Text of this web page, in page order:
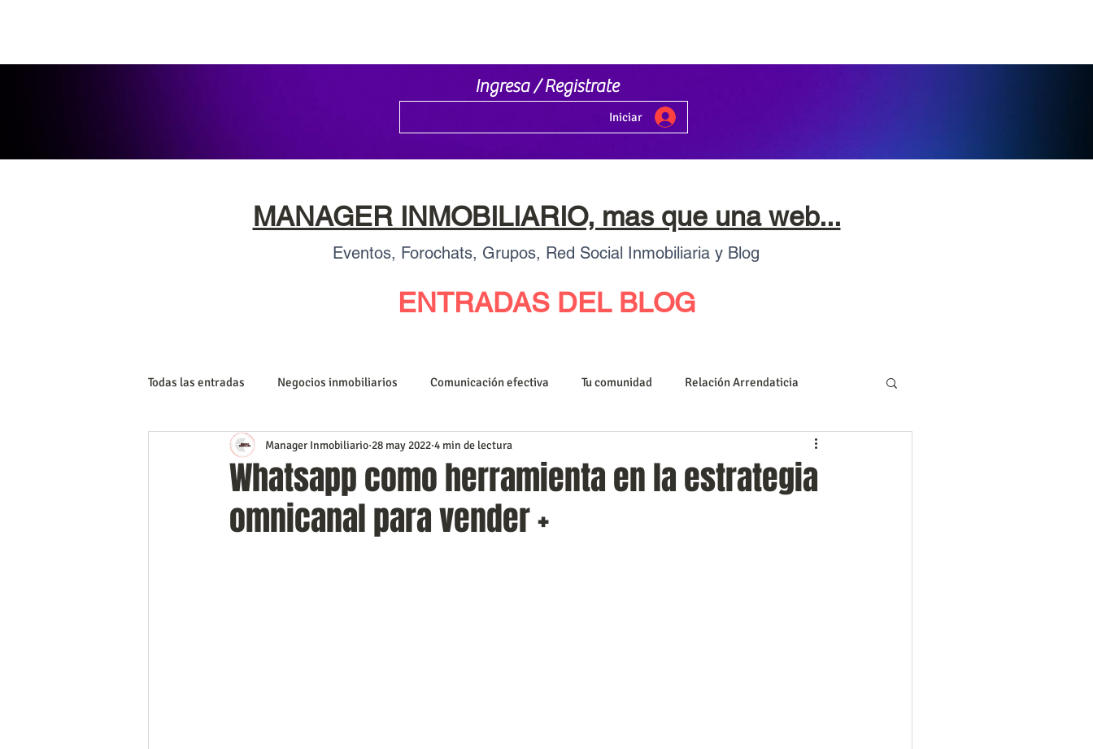
MANAGER INMOBILIARIO, mas que una web...
Eventos, Forochats, Grupos, Red Social Inmobiliaria y Blog
ENTRADAS DEL BLOG
Todas las entradas Negocios inmobiliarios Comunicación efectiva Tu comunidad Relación Arrendaticia
Inversiones Inmobiliarias Tips Inmobiliarios Capacitación Inmobiliaria Tecnología
Publicidad y mercadeo Artículos Conociendo a Caracas
Whatsapp como herramienta en la estrategia
omnicanal para vender +
Manager Inmobiliario 28 may 2022 4 min de lectura
Ingresa / Registrate
Iniciar